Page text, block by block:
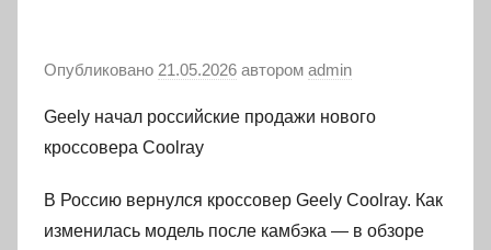
Опубликовано 21.05.2026 автором admin
Geely начал российские продажи нового
кроссовера Coolray
В Россию вернулся кроссовер Geely Coolray. Как
изменилась модель после камбэка — в обзоре